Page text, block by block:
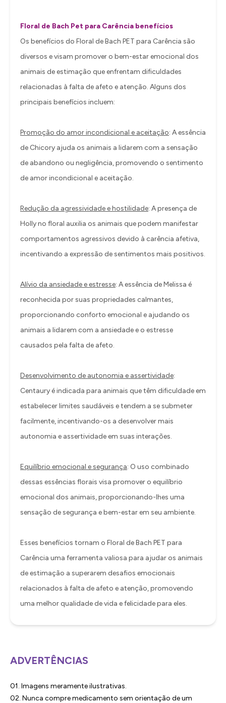
Floral de Bach Pet para Carência benefícios
Os benefícios do Floral de Bach PET para Carência são
diversos e visam promover o bem-estar emocional dos
animais de estimação que enfrentam dificuldades
relacionadas à falta de afeto e atenção. Alguns dos
principais benefícios incluem:
Promoção do amor incondicional e aceitação: A essência
de Chicory ajuda os animais a lidarem com a sensação
de abandono ou negligência, promovendo o sentimento
de amor incondicional e aceitação.
Redução da agressividade e hostilidade: A presença de
Holly no floral auxilia os animais que podem manifestar
comportamentos agressivos devido à carência afetiva,
incentivando a expressão de sentimentos mais positivos.
Alívio da ansiedade e estresse: A essência de Melissa é
reconhecida por suas propriedades calmantes,
proporcionando conforto emocional e ajudando os
animais a lidarem com a ansiedade e o estresse
causados pela falta de afeto.
Desenvolvimento de autonomia e assertividade:
Centaury é indicada para animais que têm dificuldade em
estabelecer limites saudáveis e tendem a se submeter
facilmente, incentivando-os a desenvolver mais
autonomia e assertividade em suas interações.
Equilíbrio emocional e segurança: O uso combinado
dessas essências florais visa promover o equilíbrio
emocional dos animais, proporcionando-lhes uma
sensação de segurança e bem-estar em seu ambiente.
Esses benefícios tornam o Floral de Bach PET para
Carência uma ferramenta valiosa para ajudar os animais
de estimação a superarem desafios emocionais
relacionados à falta de afeto e atenção, promovendo
uma melhor qualidade de vida e felicidade para eles.
ADVERTÊNCIAS
01. Imagens meramente ilustrativas.
02. Nunca compre medicamento sem orientação de um